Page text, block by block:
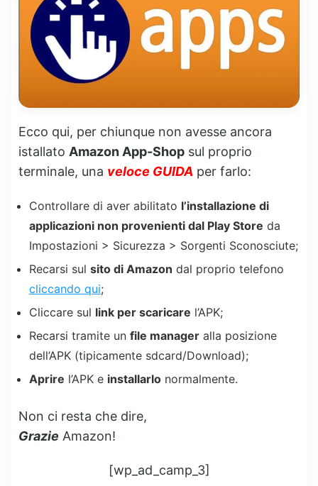
Ecco qui, per chiunque non avesse ancora
istallato Amazon App-Shop sul proprio
terminale, una veloce GUIDA per farlo:
Controllare di aver abilitato l’installazione di
applicazioni non provenienti dal Play Store da
Impostazioni > Sicurezza > Sorgenti Sconosciute;
Recarsi sul sito di Amazon dal proprio telefono
cliccando qui;
Cliccare sul link per scaricare l’APK;
Recarsi tramite un file manager alla posizione
dell’APK (tipicamente sdcard/Download);
Aprire l’APK e installarlo normalmente.
Non ci resta che dire,
Grazie Amazon!
[wp_ad_camp_3]